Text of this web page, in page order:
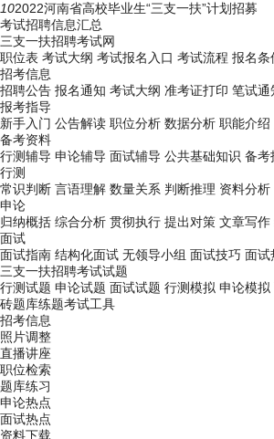
102022河南省高校毕业生“三支一扶”计划招募
考试招聘信息汇总
三支一扶招聘考试网
职位表 考试大纲 考试报名入口 考试流程 报名条
招考信息
招聘公告 报名通知 考试大纲 准考证打印 笔试通
报考指导
新手入门 公告解读 职位分析 数据分析 职能介绍
备考资料
行测辅导 申论辅导 面试辅导 公共基础知识 备考
行测
常识判断 言语理解 数量关系 判断推理 资料分析
申论
归纳概括 综合分析 贯彻执行 提出对策 文章写作
面试
面试指南 结构化面试 无领导小组 面试技巧 面试
三支一扶招聘考试试题
行测试题 申论试题 面试试题 行测模拟 申论模拟
砖题库练题考试工具
招考信息
照片调整
直播讲座
职位检索
题库练习
申论热点
面试热点
资料下载